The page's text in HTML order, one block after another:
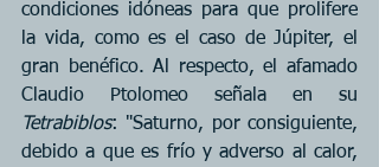
condiciones idóneas para que prolifere
la vida, como es el caso de Júpiter, el
gran benéfico. Al respecto, el afamado
Tetrabiblos: "Saturno, por consiguiente,
debido a que es frío y adverso al calor,